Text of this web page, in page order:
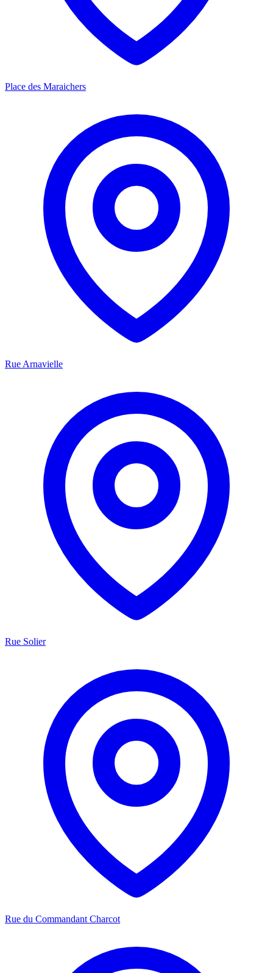
Place des Maraichers
Rue Arnavielle
Rue Solier
Rue du Commandant Charcot